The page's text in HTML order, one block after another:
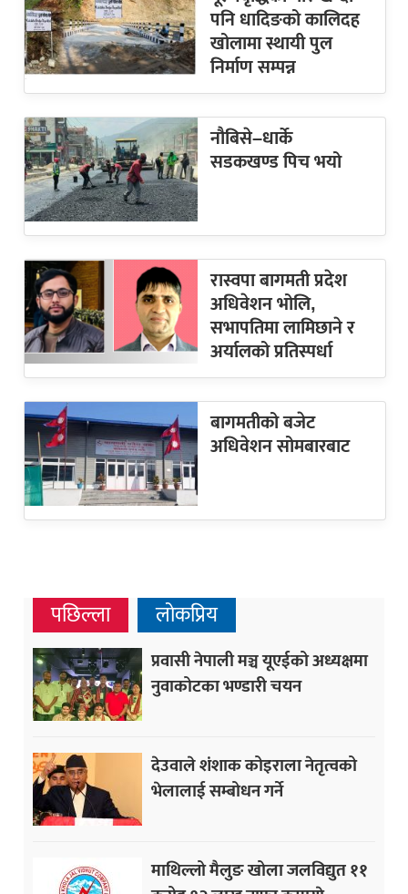
पनि धादिङको कालिदह
खोलामा स्थायी पुल
निर्माण सम्पन्न
नौबिसे–धार्के
सडकखण्ड पिच भयो
रास्वपा बागमती प्रदेश
अधिवेशन भोलि,
सभापतिमा लामिछाने र
अर्यालको प्रतिस्पर्धा
बागमतीको बजेट
अधिवेशन सोमबारबाट
पछिल्ला लोकप्रिय
प्रवासी नेपाली मञ्च यूएईको अध्यक्षमा
नुवाकोटका भण्डारी चयन
देउवाले शंशाक कोइराला नेतृत्वको
भेलालाई सम्बोधन गर्ने
माथिल्लो मैलुङ खोला जलविद्युत ११